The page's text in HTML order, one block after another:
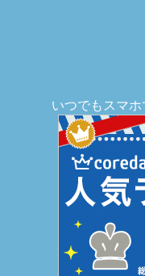
いつでもスマ